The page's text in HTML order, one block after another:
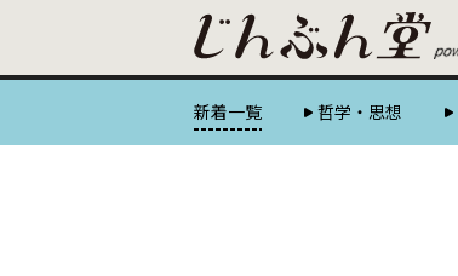
新着一覧 哲学・思想